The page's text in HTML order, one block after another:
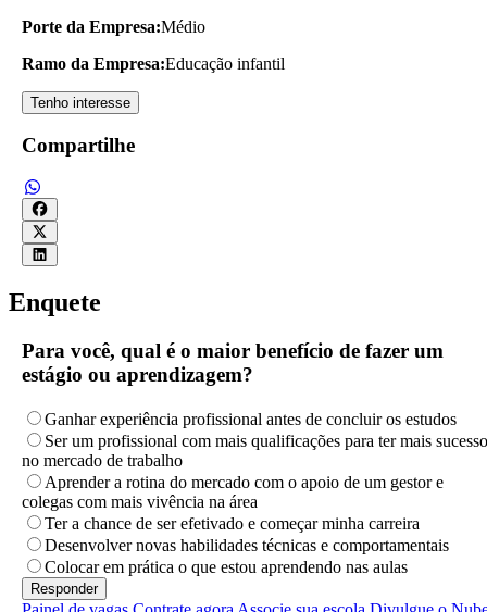
Porte da Empresa:Médio
Ramo da Empresa:Educação infantil
Tenho interesse
Compartilhe
Enquete
Para você, qual é o maior benefício de fazer um
estágio ou aprendizagem?
Ganhar experiência profissional antes de concluir os estudos
Ser um profissional com mais qualificações para ter mais sucesso
no mercado de trabalho
Aprender a rotina do mercado com o apoio de um gestor e
colegas com mais vivência na área
Ter a chance de ser efetivado e começar minha carreira
Desenvolver novas habilidades técnicas e comportamentais
Colocar em prática o que estou aprendendo nas aulas